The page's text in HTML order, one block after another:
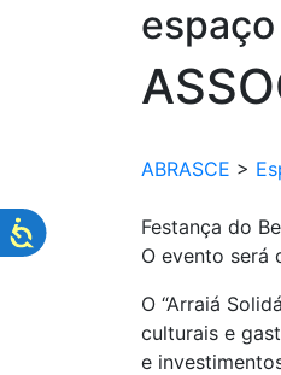
ABRASCE >
Festança do
O evento será
O “Arraiá
culturais e
e